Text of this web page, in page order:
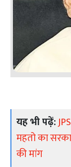
यह भी पढ़ें:
महतो का
की मांग